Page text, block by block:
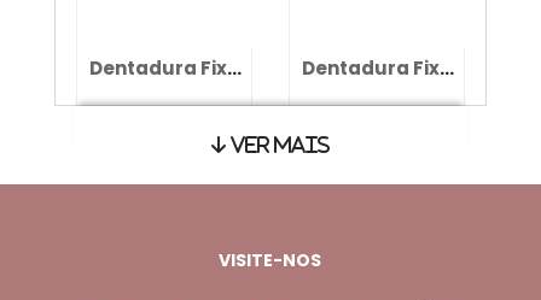
Dentadura Fixa Dentadura Fixa com 2 Pinos Preço
Ver Mais
VISITE-NOS